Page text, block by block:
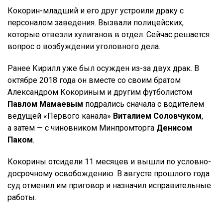
Кокорин-младший и его друг устроили драку с
персоналом заведения. Вызвали полицейских,
которые отвезли хулиганов в отдел. Сейчас решается
вопрос о возбуждении уголовного дела.
Ранее Кирилл уже был осужден из-за двух драк. В
октябре 2018 года он вместе со своим братом
Александром Кокориным и другим футболистом
Павлом Мамаевым подрались сначала с водителем
ведущей «Первого канала» Виталием Соловчуком,
а затем — с чиновником Минпромторга Денисом
Паком.
Кокорины отсидели 11 месяцев и вышли по условно-
досрочному освобождению. В августе прошлого года
суд отменил им приговор и назначил исправительные
работы.